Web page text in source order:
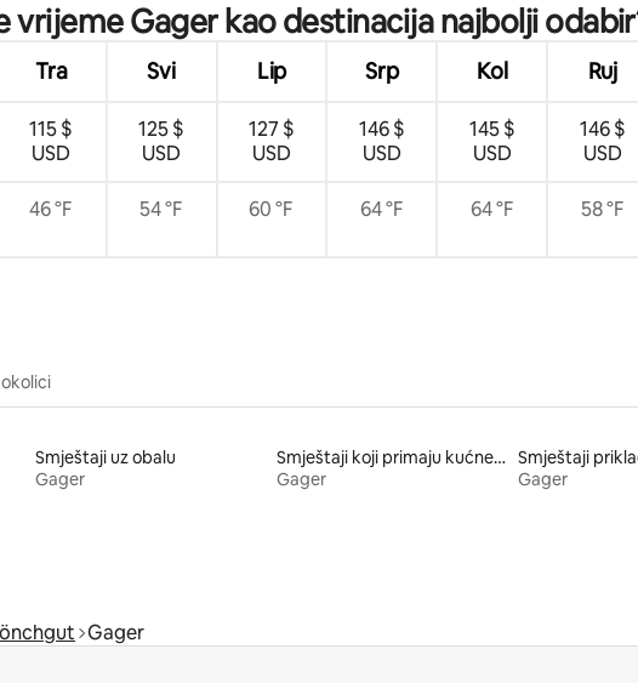
vrijeme Gager kao destinacija najbolji
Tra Svi Lip Srp Kol Ruj
115 $
USD
125 $
USD
127 $
USD
146 $
USD
145 $
USD
146 $
USD
46 °F 54 °F 60 °F 64 °F 64 °F 58 °F
Smještaji uz obalu
Gager
Smještaji koji primaju kućne ljubimce
Gager
Smještaji
Gager
Gager